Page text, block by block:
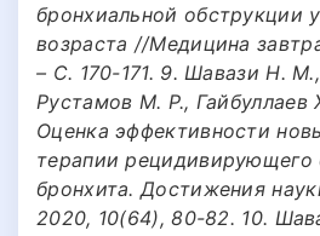
бронхиальной обструкции
возраста //Медицина
– С. 170-171. 9. Шавази Н.
Рустамов М. Р.,
Оценка эффективности
терапии рецидивирующего
бронхита. Достижения
2020, 10(64), 80-82. 10.